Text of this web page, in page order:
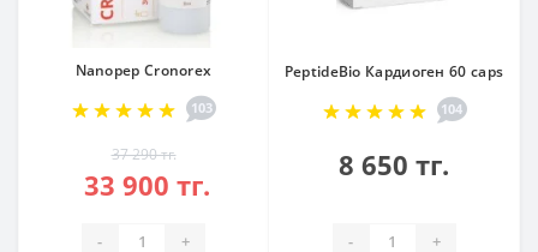
Nanopep Cronorex
103
37 290 тг.
33 900 тг.
- +
PeptideBio Кардиоген 60 caps
104
8 650 тг.
- +